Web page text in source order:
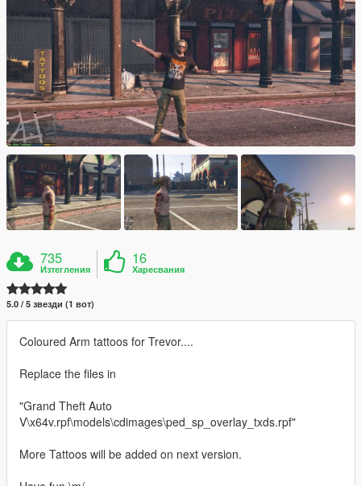
735
Изтегления
16
Харесвания
5.0 / 5 звезди (1 вот)
Coloured Arm tattoos for Trevor....
Replace the files in
"Grand Theft Auto
V\x64v.rpf\models\cdimages\ped_sp_overlay_txds.rpf"
More Tattoos will be added on next version.